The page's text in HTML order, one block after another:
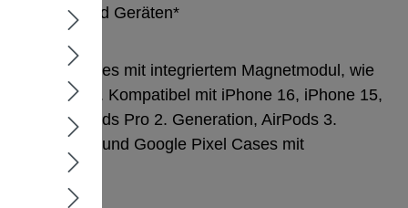
und Geräten*
Sie Cases mit integriertem Magnetmodul, wie
Schutzhüllen. Kompatibel mit iPhone 16, iPhone 15,
12, AirPods Pro 2. Generation, AirPods 3.
Galaxy und Google Pixel Cases mit